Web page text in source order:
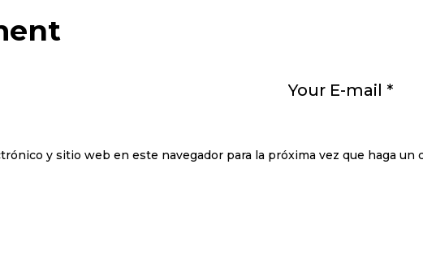
y sitio web en este navegador para la próxima vez que haga un